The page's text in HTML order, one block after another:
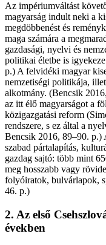
Az impériumváltást
magyarság indult neki a
megdöbbenést és
maga számára a
gazdasági, nyelvi és
politikai életbe is
p.) A felvidéki magyar
nemzetiségi politikája,
alkotmány. (Bencsik
az itt élő magyarságot a
közigazgatási reform
rendszere, s ez által a
Bencsik 2016, 89–90. p.)
szabad pártalapítás,
gazdag sajtó: több mint
meg hosszabb vagy
folyóiratok, bulvárlapok,
46. p.)
2. Az első
években